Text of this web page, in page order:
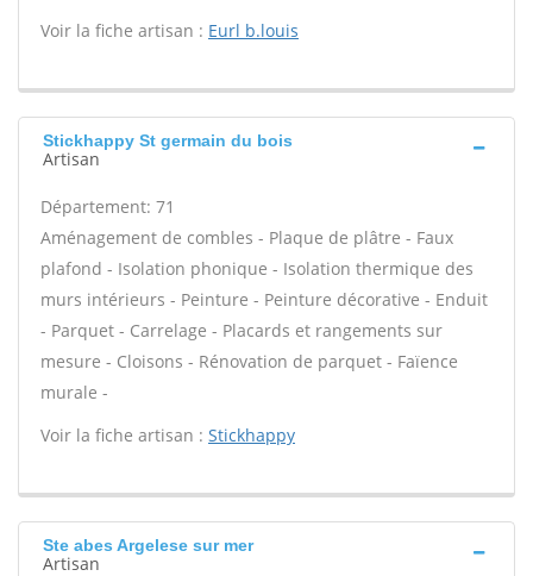
Voir la fiche artisan : Eurl b.louis
Stickhappy St germain du bois
Artisan
Département: 71
Aménagement de combles - Plaque de plâtre - Faux
plafond - Isolation phonique - Isolation thermique des
murs intérieurs - Peinture - Peinture décorative - Enduit
- Parquet - Carrelage - Placards et rangements sur
mesure - Cloisons - Rénovation de parquet - Faïence
murale -
Voir la fiche artisan : Stickhappy
Ste abes Argelese sur mer
Artisan